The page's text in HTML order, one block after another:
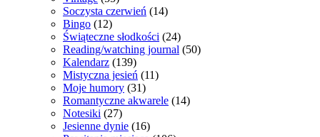
Soczysta czerwień (14)
Bingo (12)
Świąteczne słodkości (24)
Reading/watching journal (50)
Kalendarz (139)
Mistyczna jesień (11)
Moje humory (31)
Romantyczne akwarele (14)
Notesiki (27)
Jesienne dynie (16)